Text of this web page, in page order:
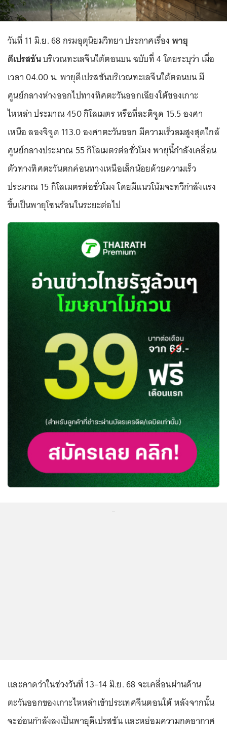
วันที่ 11 มิ.ย. 68 กรมอุตุนิยมวิทยา ประกาศเรื่อง พายุ
ดีเปรสชันบริเวณทะเลจีนใต้ตอนบน ฉบับที่ 4 โดยระบุว่า เมื่อ
เวลา 04.00 น. พายุดีเปรสชันบริเวณทะเลจีนใต้ตอนบน มี
ศูนย์กลางห่างออกไปทางทิศตะวันออกเฉียงใต้ของเกาะ
ไหหลำ ประมาณ 450 กิโลเมตร หรือที่ละติจูด 15.5 องศา
เหนือ ลองจิจูด 113.0 องศาตะวันออก มีความเร็วลมสูงสุดใกล้
ศูนย์กลางประมาณ 55 กิโลเมตรต่อชั่วโมง พายุนี้กำลังเคลื่อน
ตัวทางทิศตะวันตกค่อนทางเหนือเล็กน้อยด้วยความเร็ว
ประมาณ 15 กิโลเมตรต่อชั่วโมง โดยมีแนวโน้มจะทวีกำลังแรง
ขึ้นเป็นพายุโซนร้อนในระยะต่อไป
และคาดว่าในช่วงวันที่ 13–14 มิ.ย. 68 จะเคลื่อนผ่านด้าน
ตะวันออกของเกาะไหหลำเข้าประเทศจีนตอนใต้ หลังจากนั้น
จะอ่อนกำลังลงเป็นพายุดีเปรสชัน และหย่อมความกดอากาศ